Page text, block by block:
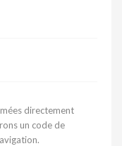
directement
un code de